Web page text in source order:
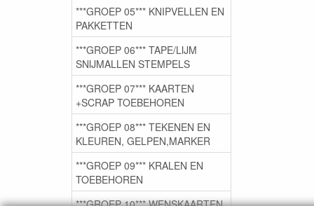
***GROEP 05*** KNIPVELLEN EN
PAKKETTEN
***GROEP 06*** TAPE/LIJM
SNIJMALLEN STEMPELS
***GROEP 07*** KAARTEN
+SCRAP TOEBEHOREN
***GROEP 08*** TEKENEN EN
KLEUREN, GELPEN,MARKER
***GROEP 09*** KRALEN EN
TOEBEHOREN